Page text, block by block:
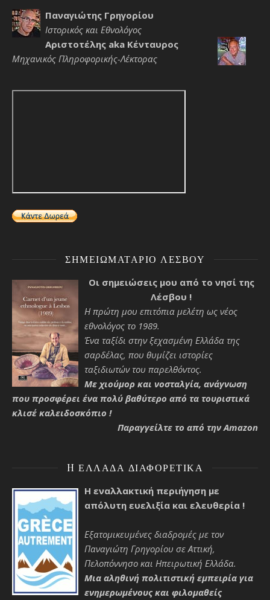
Παναγιώτης Γρηγορίου
Ιστορικός και Εθνολόγος
Αριστοτέλης aka Κένταυρος
Μηχανικός Πληροφορικής-Λέκτορας
ΣΗΜΕΙΩΜΑΤΆΡΙΟ ΛΈΣΒΟΥ
Οι σημειώσεις μου από το νησί της
Λέσβου !
Η πρώτη μου επιτόπια μελέτη ως νέος
εθνολόγος το 1989.
Ένα ταξίδι στην ξεχασμένη Ελλάδα της
σαρδέλας, που θυμίζει ιστορίες
ταξιδιωτών του παρελθόντος.
Με χιούμορ και νοσταλγία, ανάγνωση
που προσφέρει ένα πολύ βαθύτερο από τα τουριστικά
κλισέ καλειδοσκόπιο !
Παραγγείλτε το από την Amazon
H ΕΛΛΆΔΑ ΔΙΑΦΟΡΕΤΙΚΆ
Η εναλλακτική περιήγηση με
απόλυτη ευελιξία και ελευθερία !
Εξατομικευμένες διαδρομές με τον
Παναγιώτη Γρηγορίου σε Αττική,
Πελοπόννησο και Ηπειρωτική Ελλάδα.
Μια αληθινή πολιτιστική εμπειρία για
ενημερωμένους και φιλομαθείς